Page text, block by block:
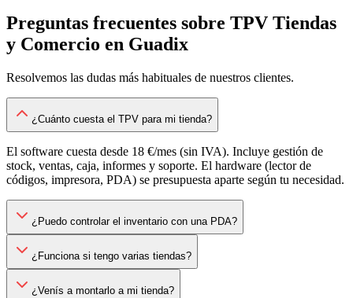
Preguntas frecuentes sobre TPV Tiendas
y Comercio en Guadix
Resolvemos las dudas más habituales de nuestros clientes.
¿Cuánto cuesta el TPV para mi tienda?
El software cuesta desde 18 €/mes (sin IVA). Incluye gestión de
stock, ventas, caja, informes y soporte. El hardware (lector de
códigos, impresora, PDA) se presupuesta aparte según tu necesidad.
¿Puedo controlar el inventario con una PDA?
¿Funciona si tengo varias tiendas?
¿Venís a montarlo a mi tienda?